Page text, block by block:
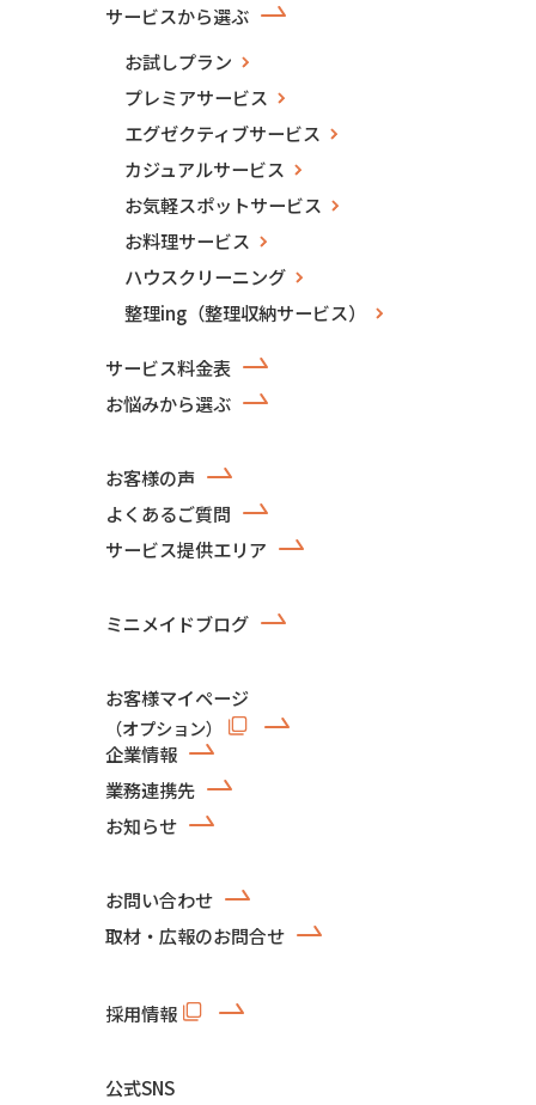
サービスから選ぶ
お試しプラン
プレミアサービス
エグゼクティブサービス
カジュアルサービス
お気軽スポットサービス
お料理サービス
ハウスクリーニング
整理ing（整理収納サービス）
サービス料金表
お悩みから選ぶ
お客様の声
よくあるご質問
サービス提供エリア
ミニメイドブログ
お客様マイページ
（オプション）
企業情報
業務連携先
お知らせ
お問い合わせ
取材・広報のお問合せ
採用情報
公式SNS